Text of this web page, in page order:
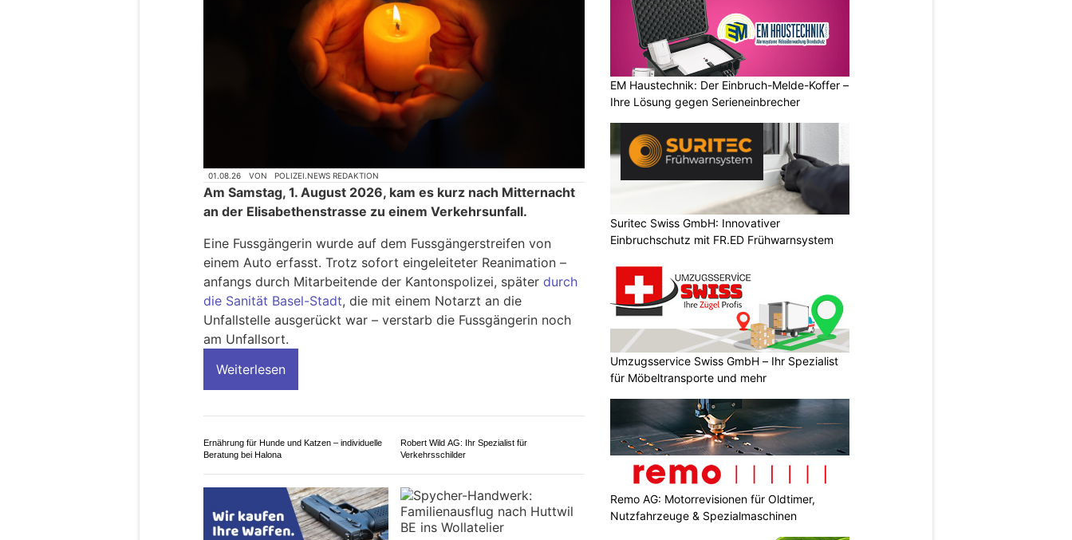
01.08.26 VON POLIZEI.NEWS REDAKTION
Am Samstag, 1. August 2026, kam es kurz nach Mitternacht
an der Elisabethenstrasse zu einem Verkehrsunfall.
Eine Fussgängerin wurde auf dem Fussgängerstreifen von
einem Auto erfasst. Trotz sofort eingeleiteter Reanimation –
anfangs durch Mitarbeitende der Kantonspolizei, später durch
die Sanität Basel-Stadt, die mit einem Notarzt an die
Unfallstelle ausgerückt war – verstarb die Fussgängerin noch
am Unfallsort.
Weiterlesen
Ernährung für Hunde und Katzen – individuelle
Beratung bei Halona
Robert Wild AG: Ihr Spezialist für
Verkehrsschilder
EM Haustechnik: Der Einbruch-Melde-Koffer –
Ihre Lösung gegen Serieneinbrecher
Suritec Swiss GmbH: Innovativer
Einbruchschutz mit FR.ED Frühwarnsystem
Umzugsservice Swiss GmbH – Ihr Spezialist
für Möbeltransporte und mehr
Remo AG: Motorrevisionen für Oldtimer,
Nutzfahrzeuge & Spezialmaschinen